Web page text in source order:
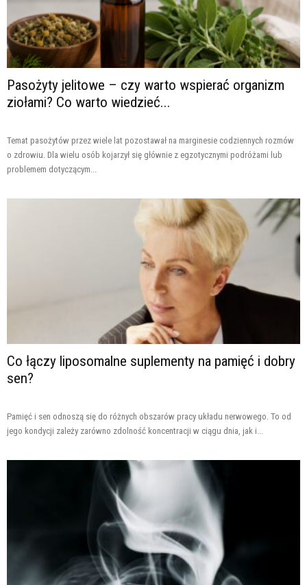
Pasożyty jelitowe – czy warto wspierać organizm
ziołami? Co warto wiedzieć...
Temat pasożytów przez wiele lat pozostawał na marginesie codziennych rozmów
o zdrowiu. Dla wielu osób kojarzył się głównie z egzotycznymi podróżami lub
problemem dotyczącym...
Co łączy liposomalne suplementy na pamięć i dobry
sen?
Pamięć i sen odnoszą się do różnych obszarów pracy układu nerwowego. To od
jego kondycji zależy zarówno zdolność koncentracji w ciągu dnia, jak i...